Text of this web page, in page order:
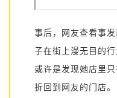
事后，网友查看事
子在街上漫无目的
或许是发现她店里
折回到网友的门店。